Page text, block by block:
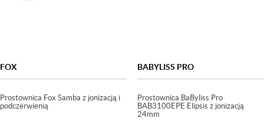
FOX
Prostownica Fox Samba z jonizacją i
podczerwienią
BABYLISS PRO
Prostownica BaByliss Pro
BAB3100EPE Elipsis z jonizacją
24mm